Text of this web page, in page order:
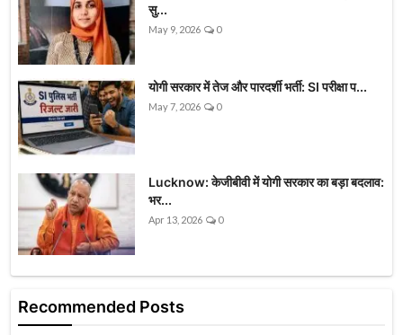
सु...
May 9, 2026 0
योगी सरकार में तेज और पारदर्शी भर्ती: SI परीक्षा प...
May 7, 2026 0
Lucknow: केजीबीवी में योगी सरकार का बड़ा बदलाव:
भर...
Apr 13, 2026 0
Recommended Posts